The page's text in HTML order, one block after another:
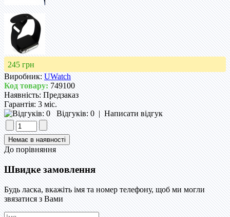
245 грн
Виробник: UWatch
Код товару:749100
Наявність:Предзаказ
Гарантія:3 міс.
Відгуків: 0|Написати відгук
До порівняння
Швидке замовлення
Будь ласка, вкажіть імя та номер телефону, щоб ми могли
звязатися з Вами